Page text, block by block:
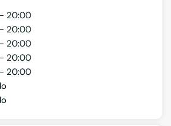
20:00
20:00
20:00
20:00
20:00